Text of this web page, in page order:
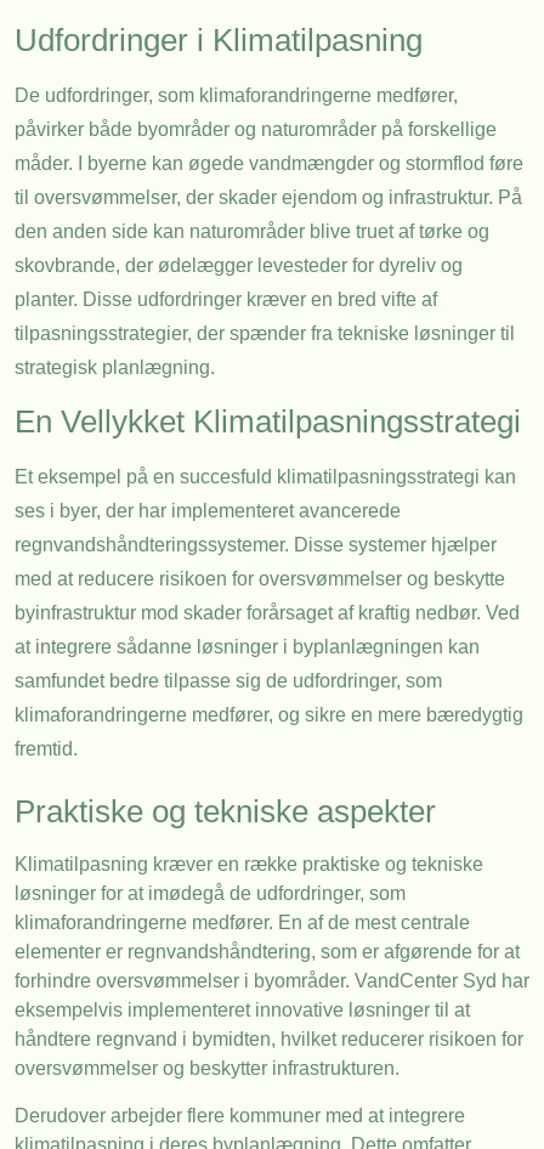
Udfordringer i Klimatilpasning
De udfordringer, som klimaforandringerne medfører,
påvirker både byområder og naturområder på forskellige
måder. I byerne kan øgede vandmængder og stormflod føre
til oversvømmelser, der skader ejendom og infrastruktur. På
den anden side kan naturområder blive truet af tørke og
skovbrande, der ødelægger levesteder for dyreliv og
planter. Disse udfordringer kræver en bred vifte af
tilpasningsstrategier, der spænder fra tekniske løsninger til
strategisk planlægning.
En Vellykket Klimatilpasningsstrategi
Et eksempel på en succesfuld klimatilpasningsstrategi kan
ses i byer, der har implementeret avancerede
regnvandshåndteringssystemer. Disse systemer hjælper
med at reducere risikoen for oversvømmelser og beskytte
byinfrastruktur mod skader forårsaget af kraftig nedbør. Ved
at integrere sådanne løsninger i byplanlægningen kan
samfundet bedre tilpasse sig de udfordringer, som
klimaforandringerne medfører, og sikre en mere bæredygtig
fremtid.
Praktiske og tekniske aspekter
Klimatilpasning kræver en række praktiske og tekniske
løsninger for at imødegå de udfordringer, som
klimaforandringerne medfører. En af de mest centrale
elementer er regnvandshåndtering, som er afgørende for at
forhindre oversvømmelser i byområder. VandCenter Syd har
eksempelvis implementeret innovative løsninger til at
håndtere regnvand i bymidten, hvilket reducerer risikoen for
oversvømmelser og beskytter infrastrukturen.
Derudover arbejder flere kommuner med at integrere
klimatilpasning i deres byplanlægning. Dette omfatter